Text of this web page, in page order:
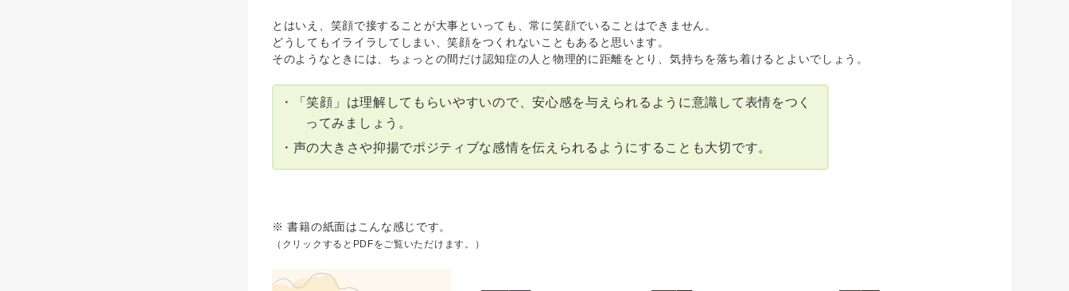
とはいえ、笑顔で接することが大事といっても、常に笑顔でいることはできません。
どうしてもイライラしてしまい、笑顔をつくれないこともあると思います。
そのようなときには、ちょっとの間だけ認知症の人と物理的に距離をとり、気持ちを落ち着けるとよいでしょう。
・「笑顔」は理解してもらいやすいので、安心感を与えられるように意識して表情をつく
ってみましょう。
・声の大きさや抑揚でポジティブな感情を伝えられるようにすることも大切です。
※ 書籍の紙面はこんな感じです。
（クリックするとPDFをご覧いただけます。）